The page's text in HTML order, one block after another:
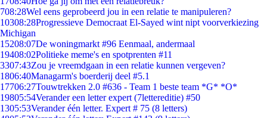
708:28Wel eens geprobeerd jou in een relatie te manipuleren?
10308:28Progressieve Democraat El-Sayed wint nipt voorverkiezing
Michigan
15208:07De woningmarkt #96 Eenmaal, andermaal
19408:02Politieke meme's en spotprenten #11
3307:43Zou je vreemdgaan in een relatie kunnen vergeven?
1806:40Managarm's boerderij deel #5.1
17706:27Touwtrekken 2.0 #636 - Team 1 beste team *G* *O*
19805:54Verander een letter expert (7lettereditie) #50
1305:53Verander één letter. Expert # 75 (8 letters)